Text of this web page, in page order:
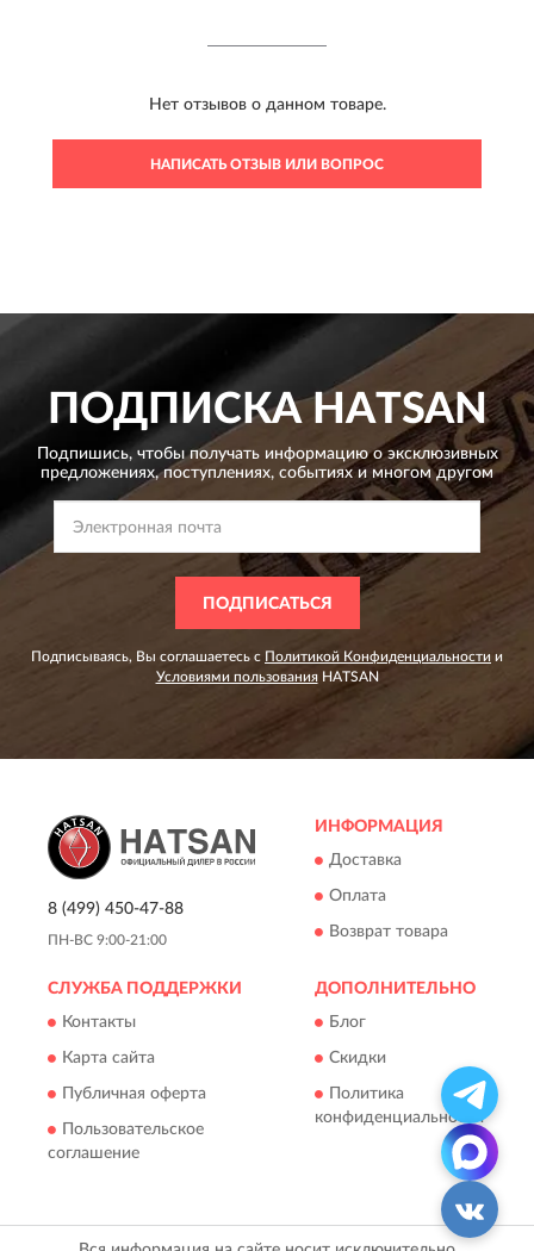
Нет отзывов о данном товаре.
НАПИСАТЬ ОТЗЫВ ИЛИ ВОПРОС
ПОДПИСКАHATSAN
Подпишись, чтобы получать информацию о эксклюзивных
предложениях,поступлениях, событиях и многом другом
ПОДПИСАТЬСЯ
Подписываясь, Вы соглашаетесь с Политикой Конфиденциальности и
Условиями пользованияHATSAN
8 (499) 450-47-88
ПН-ВС 9:00-21:00
ИНФОРМАЦИЯ
Доставка
Оплата
Возврат товара
СЛУЖБА ПОДДЕРЖКИ
Контакты
Карта сайта
Публичная оферта
Пользовательское
соглашение
ДОПОЛНИТЕЛЬНО
Блог
Скидки
Политика
конфиденциальности